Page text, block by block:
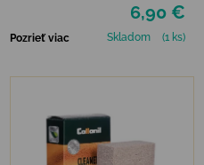
6,90 €
Pozrieť viac Skladom (1 ks)